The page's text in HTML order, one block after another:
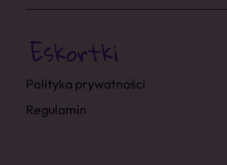
Polityka prywatności
Regulamin